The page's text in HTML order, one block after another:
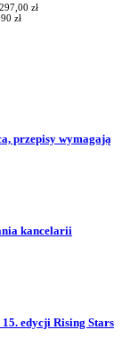
zł
zł
przepisy wymagają
kancelarii
15. edycji Rising Stars